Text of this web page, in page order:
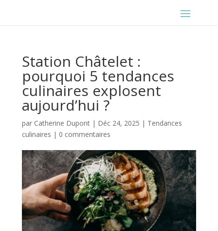
Station Châtelet :
pourquoi 5 tendances
culinaires explosent
aujourd’hui ?
par Catherine Dupont| Déc 24, 2025 | Tendances
culinaires | 0 commentaires